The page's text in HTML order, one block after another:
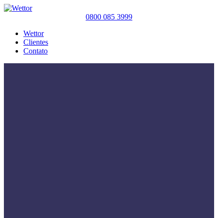
0800 085 3999
Wettor
Clientes
Contato